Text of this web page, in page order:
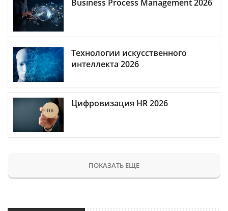
Business Process Management 2026
Технологии искусственного
интеллекта 2026
Цифровизация HR 2026
ПОКАЗАТЬ ЕЩЕ